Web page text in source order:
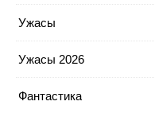
Ужасы
Ужасы 2026
Фантастика